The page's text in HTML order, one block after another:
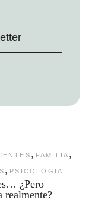
, FAMILIA ,
, PSICOLOGIA
¿Pero
realmente?